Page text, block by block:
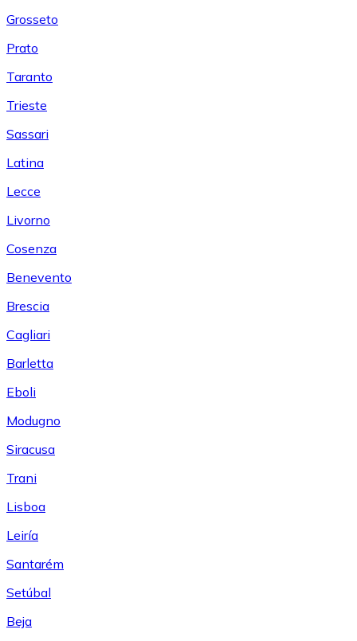
Grosseto
Prato
Taranto
Trieste
Sassari
Latina
Lecce
Livorno
Cosenza
Benevento
Brescia
Cagliari
Barletta
Eboli
Modugno
Siracusa
Trani
Lisboa
Leiría
Santarém
Setúbal
Beja